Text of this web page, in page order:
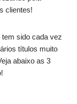
clientes!
sido cada vez
títulos muito
abaixo as 3